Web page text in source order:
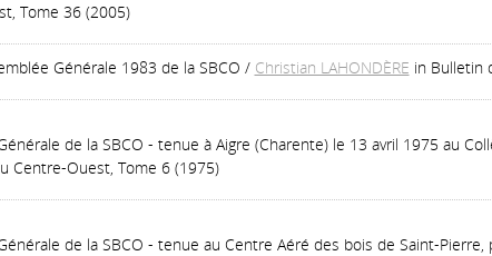
Tome 36 (2005)
Générale 1983 de la SBCO / Christian LAHONDÈRE in Bulletin
de la SBCO - tenue à Aigre (Charente) le 13 avril 1975 au
Centre-Ouest, Tome 6 (1975)
de la SBCO - tenue au Centre Aéré des bois de Saint-Pierre,